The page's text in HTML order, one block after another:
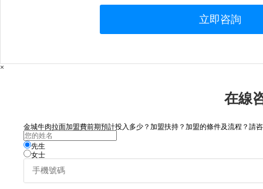
立即咨詢
×
在線
金城牛肉拉面加盟費前期預計投入多少？加盟扶持？加盟的條件及流程？請
先生
女士